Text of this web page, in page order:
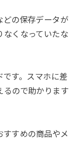
どの保存データが
なくなっていたな
す。スマホに差
るので助かります
すめの商品やメ